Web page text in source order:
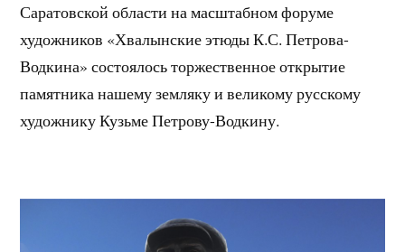
Саратовской области на масштабном форуме
художников «Хвалынские этюды К.С. Петрова-
Водкина» состоялось торжественное открытие
памятника нашему земляку и великому русскому
художнику Кузьме Петрову-Водкину.